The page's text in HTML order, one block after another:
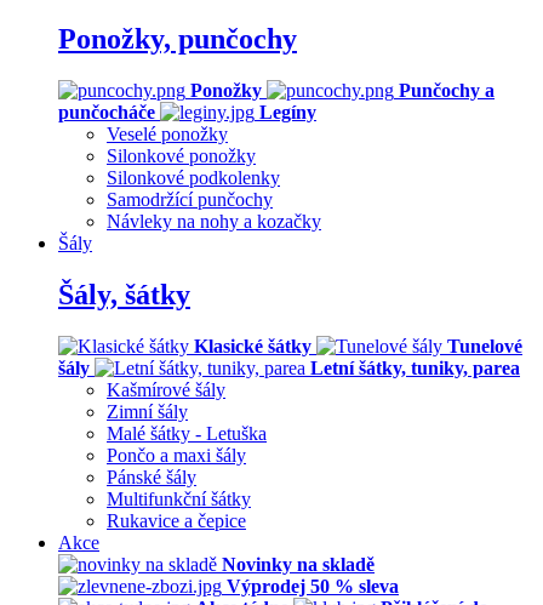
Ponožky, punčochy
Ponožky
Punčochy a
punčocháče
Legíny
Veselé ponožky
Silonkové ponožky
Silonkové podkolenky
Samodržící punčochy
Návleky na nohy a kozačky
Šály
Šály, šátky
Klasické šátky
Tunelové
šály
Letní šátky, tuniky, parea
Kašmírové šály
Zimní šály
Malé šátky - Letuška
Pončo a maxi šály
Pánské šály
Multifunkční šátky
Rukavice a čepice
Akce
Novinky na skladě
Výprodej 50 % sleva